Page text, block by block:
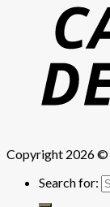
Copyright 2026 ©
Search for: